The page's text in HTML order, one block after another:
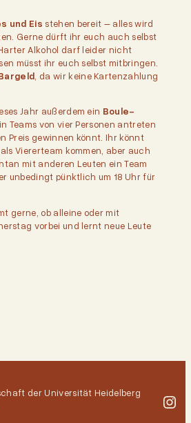
und Eis stehen bereit – alles wird
Gerne dürft ihr euch auch selbst
Alkohol darf leider nicht
müsst ihr euch selbst mitbringen.
, da wir keine Kartenzahlung
Jahr außerdem ein Boule-
Teams von vier Personen antreten
Preis gewinnen könnt. Ihr könnt
Viererteam kommen, aber auch
mit anderen Leuten ein Team
unbedingt pünktlich um 18 Uhr für
gerne, ob alleine oder mit
vorbei und lernt neue Leute
der Universität Heidelberg